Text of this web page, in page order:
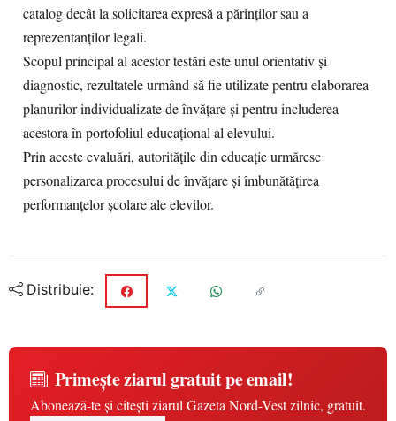
catalog decât la solicitarea expresă a părinților sau a
reprezentanților legali.
Scopul principal al acestor testări este unul orientativ și
diagnostic, rezultatele urmând să fie utilizate pentru elaborarea
planurilor individualizate de învățare și pentru includerea
acestora în portofoliul educațional al elevului.
Prin aceste evaluări, autoritățile din educație urmăresc
personalizarea procesului de învățare și îmbunătățirea
performanțelor școlare ale elevilor.
Distribuie:
Primește ziarul gratuit pe email!
Abonează-te și citești ziarul Gazeta Nord-Vest zilnic, gratuit.